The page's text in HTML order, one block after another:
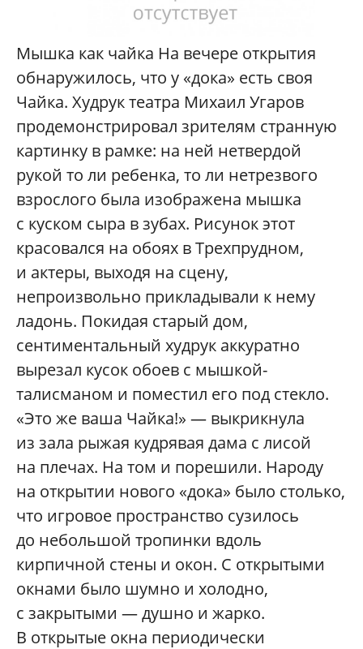
Мышка как чайка На вечере открытия
обнаружилось, что у «дока» есть своя
Чайка. Худрук театра Михаил Угаров
продемонстрировал зрителям странную
картинку в рамке: на ней нетвердой
рукой то ли ребенка, то ли нетрезвого
взрослого была изображена мышка
с куском сыра в зубах. Рисунок этот
красовался на обоях в Трехпрудном,
и актеры, выходя на сцену,
непроизвольно прикладывали к нему
ладонь. Покидая старый дом,
сентиментальный худрук аккуратно
вырезал кусок обоев с мышкой-
талисманом и поместил его под стекло.
«Это же ваша Чайка!» — выкрикнула
из зала рыжая кудрявая дама с лисой
на плечах. На том и порешили. Народу
на открытии нового «дока» было столько,
что игровое пространство сузилось
до небольшой тропинки вдоль
кирпичной стены и окон. С открытыми
окнами было шумно и холодно,
с закрытыми — душно и жарко.
В открытые окна периодически